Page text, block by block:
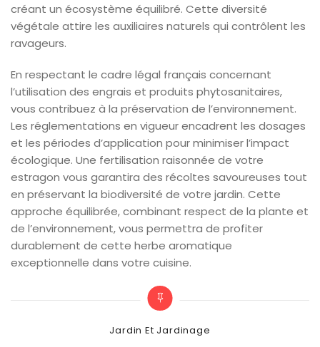
créant un écosystème équilibré. Cette diversité
végétale attire les auxiliaires naturels qui contrôlent les
ravageurs.
En respectant le cadre légal français concernant
l’utilisation des engrais et produits phytosanitaires,
vous contribuez à la préservation de l’environnement.
Les réglementations en vigueur encadrent les dosages
et les périodes d’application pour minimiser l’impact
écologique. Une fertilisation raisonnée de votre
estragon vous garantira des récoltes savoureuses tout
en préservant la biodiversité de votre jardin. Cette
approche équilibrée, combinant respect de la plante et
de l’environnement, vous permettra de profiter
durablement de cette herbe aromatique
exceptionnelle dans votre cuisine.
Categories
Jardin Et Jardinage